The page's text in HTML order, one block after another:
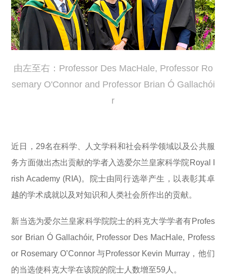
由左至右：Professor Des MacHale, Professor Ro
semary O'Connor and Professor Brian Ó Gallachói
r
近日，29名在科学、人文学科和社会科学领域以及公共服
务方面做出杰出贡献的学者入选爱尔兰皇家科学院Royal I
rish Academy (RIA)。院士由同行选举产生，以表彰其卓
越的学术成就以及对知识和人类社会所作出的贡献。
新当选为爱尔兰皇家科学院院士的科克大学学者有Profes
sor Brian Ó Gallachóir, Professor Des MacHale, Profess
or Rosemary O’Connor 与Professor Kevin Murray，他们
的当选使科克大学在该院的院士人数增至59人。